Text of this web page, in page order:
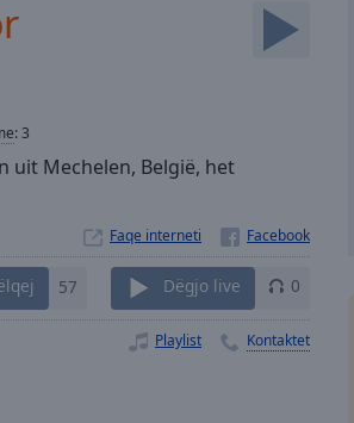
:3
uit Mechelen, België, het
Faqe interneti
57 Dëgjo live 0
Playlist Kontaktet